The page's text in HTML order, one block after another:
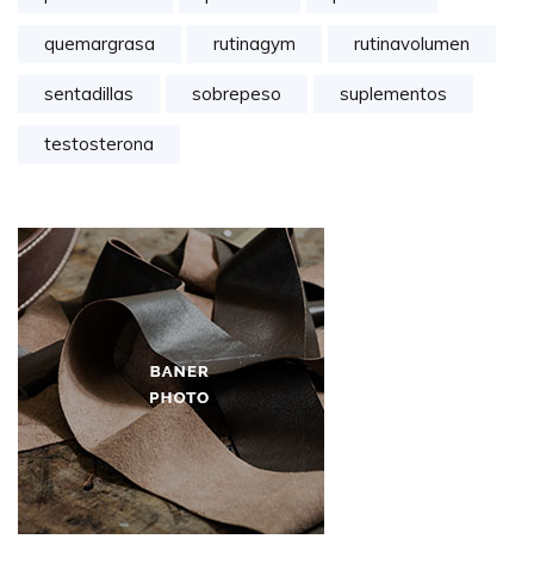
quemargrasa rutinagym rutinavolumen
sentadillas sobrepeso suplementos
testosterona